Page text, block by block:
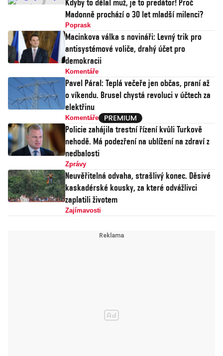
Kdyby to dělal muž, je to predátor! Proč
Madonně prochází o 30 let mladší milenci?
Poprask
Macinkova válka s novináři: Levný trik pro
antisystémové voliče, drahý účet pro
demokracii
Komentáře
Pavel Páral: Teplá večeře jen občas, praní až
o víkendu. Brusel chystá revoluci v účtech za
elektřinu
Komentáře
Policie zahájila trestní řízení kvůli Turkově
nehodě. Má podezření na ublížení na zdraví z
nedbalosti
Zprávy
Neuvěřitelná odvaha, strašlivý konec. Děsivé
kaskadérské kousky, za které odvážlivci
zaplatili životem
Zajímavosti